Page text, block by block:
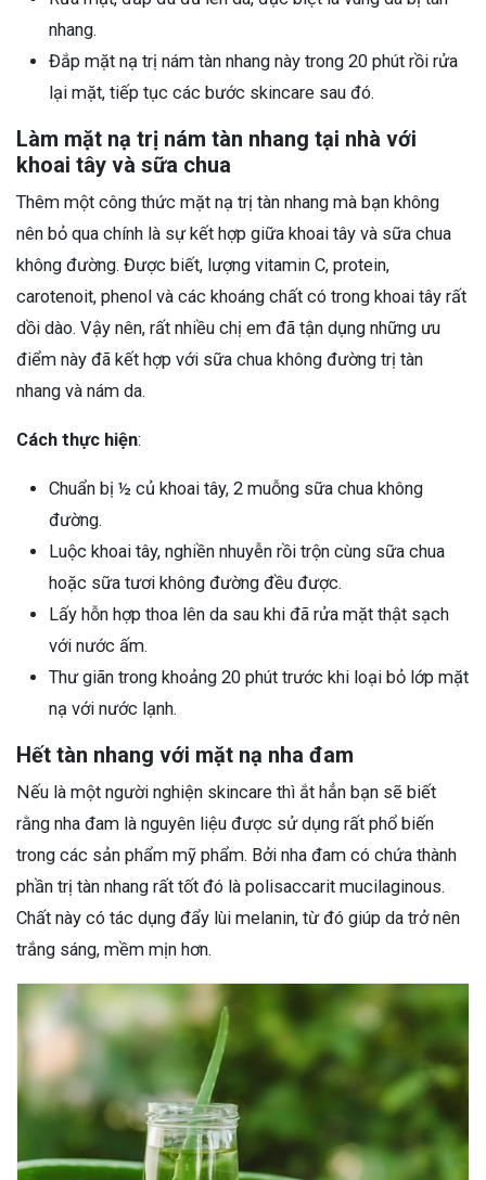
nhang.
Đắp mặt nạ trị nám tàn nhang này trong 20 phút rồi rửa
lại mặt, tiếp tục các bước skincare sau đó.
Làm mặt nạ trị nám tàn nhang tại nhà với
khoai tây và sữa chua
Thêm một công thức mặt nạ trị tàn nhang mà bạn không
nên bỏ qua chính là sự kết hợp giữa khoai tây và sữa chua
không đường. Được biết, lượng vitamin C, protein,
carotenoit, phenol và các khoáng chất có trong khoai tây rất
dồi dào. Vậy nên, rất nhiều chị em đã tận dụng những ưu
điểm này đã kết hợp với sữa chua không đường trị tàn
nhang và nám da.
Cách thực hiện:
Chuẩn bị ½ củ khoai tây, 2 muỗng sữa chua không
đường.
Luộc khoai tây, nghiền nhuyễn rồi trộn cùng sữa chua
hoặc sữa tươi không đường đều được.
Lấy hỗn hợp thoa lên da sau khi đã rửa mặt thật sạch
với nước ấm.
Thư giãn trong khoảng 20 phút trước khi loại bỏ lớp mặt
nạ với nước lạnh.
Hết tàn nhang với mặt nạ nha đam
Nếu là một người nghiện skincare thì ắt hẳn bạn sẽ biết
rằng nha đam là nguyên liệu được sử dụng rất phổ biến
trong các sản phẩm mỹ phẩm. Bởi nha đam có chứa thành
phần trị tàn nhang rất tốt đó là polisaccarit mucilaginous.
Chất này có tác dụng đẩy lùi melanin, từ đó giúp da trở nên
trắng sáng, mềm mịn hơn.